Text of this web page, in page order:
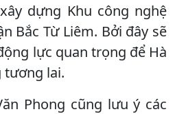
dựng Khu công nghệ
Bắc Từ Liêm. Bởi đây sẽ
lực quan trọng để Hà
tương lai.
Phong cũng lưu ý các